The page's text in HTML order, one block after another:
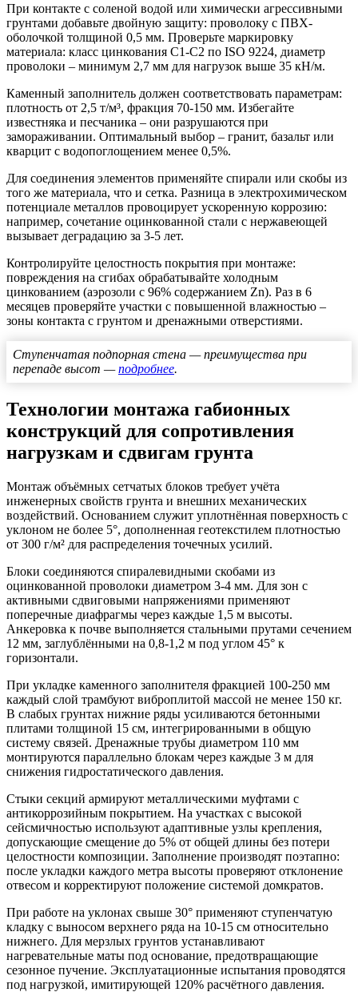
При контакте с соленой водой или химически агрессивными
грунтами добавьте двойную защиту: проволоку с ПВХ-
оболочкой толщиной 0,5 мм. Проверьте маркировку
материала: класс цинкования C1-C2 по ISO 9224, диаметр
проволоки – минимум 2,7 мм для нагрузок выше 35 кН/м.
Каменный заполнитель должен соответствовать параметрам:
плотность от 2,5 т/м³, фракция 70-150 мм. Избегайте
известняка и песчаника – они разрушаются при
замораживании. Оптимальный выбор – гранит, базальт или
кварцит с водопоглощением менее 0,5%.
Для соединения элементов применяйте спирали или скобы из
того же материала, что и сетка. Разница в электрохимическом
потенциале металлов провоцирует ускоренную коррозию:
например, сочетание оцинкованной стали с нержавеющей
вызывает деградацию за 3-5 лет.
Контролируйте целостность покрытия при монтаже:
повреждения на сгибах обрабатывайте холодным
цинкованием (аэрозоли с 96% содержанием Zn). Раз в 6
месяцев проверяйте участки с повышенной влажностью –
зоны контакта с грунтом и дренажными отверстиями.
Ступенчатая подпорная стена — преимущества при
перепаде высот —подробнее.
Технологии монтажа габионных
конструкций для сопротивления
нагрузкам и сдвигам грунта
Монтаж объёмных сетчатых блоков требует учёта
инженерных свойств грунта и внешних механических
воздействий. Основанием служит уплотнённая поверхность с
уклоном не более 5°, дополненная геотекстилем плотностью
от 300 г/м² для распределения точечных усилий.
Блоки соединяются спиралевидными скобами из
оцинкованной проволоки диаметром 3-4 мм. Для зон с
активными сдвиговыми напряжениями применяют
поперечные диафрагмы через каждые 1,5 м высоты.
Анкеровка к почве выполняется стальными прутами сечением
12 мм, заглублёнными на 0,8-1,2 м под углом 45° к
горизонтали.
При укладке каменного заполнителя фракцией 100-250 мм
каждый слой трамбуют виброплитой массой не менее 150 кг.
В слабых грунтах нижние ряды усиливаются бетонными
плитами толщиной 15 см, интегрированными в общую
систему связей. Дренажные трубы диаметром 110 мм
монтируются параллельно блокам через каждые 3 м для
снижения гидростатического давления.
Стыки секций армируют металлическими муфтами с
антикоррозийным покрытием. На участках с высокой
сейсмичностью используют адаптивные узлы крепления,
допускающие смещение до 5% от общей длины без потери
целостности композиции. Заполнение производят поэтапно:
после укладки каждого метра высоты проверяют отклонение
отвесом и корректируют положение системой домкратов.
При работе на уклонах свыше 30° применяют ступенчатую
кладку с выносом верхнего ряда на 10-15 см относительно
нижнего. Для мерзлых грунтов устанавливают
нагревательные маты под основание, предотвращающие
сезонное пучение. Эксплуатационные испытания проводятся
под нагрузкой, имитирующей 120% расчётного давления.